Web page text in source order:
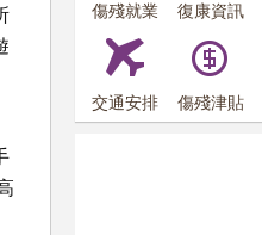
傷殘就業 復康資訊
交通安排 傷殘津貼